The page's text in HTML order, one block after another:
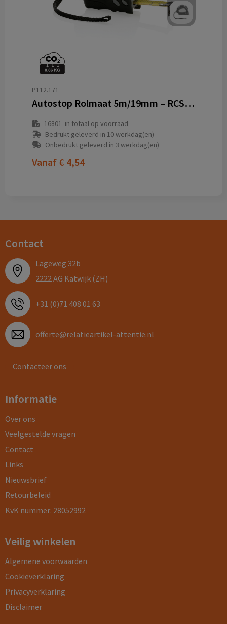
P112.171
Autostop Rolmaat 5m/19mm – RCS Gecertificeerd Gerecycled ABS
16801 in totaal op voorraad
Bedrukt geleverd in 10 werkdag(en)
Onbedrukt geleverd in 3 werkdag(en)
Vanaf € 4,54
Contact
Lageweg 32b
2222 AG Katwijk (ZH)
+31 (0)71 408 01 63
offerte@relatieartikel-attentie.nl
Contacteer ons
Informatie
Over ons
Veelgestelde vragen
Contact
Links
Nieuwsbrief
Retourbeleid
KvK nummer: 28052992
Veilig winkelen
Algemene voorwaarden
Cookieverklaring
Privacyverklaring
Disclaimer